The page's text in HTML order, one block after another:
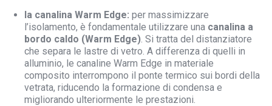
la canalina Warm Edge: per massimizzare
l’isolamento, è fondamentale utilizzare una canalina a
bordo caldo (Warm Edge). Si tratta del distanziatore
che separa le lastre di vetro. A differenza di quelli in
alluminio, le canaline Warm Edge in materiale
composito interrompono il ponte termico sui bordi della
vetrata, riducendo la formazione di condensa e
migliorando ulteriormente le prestazioni.